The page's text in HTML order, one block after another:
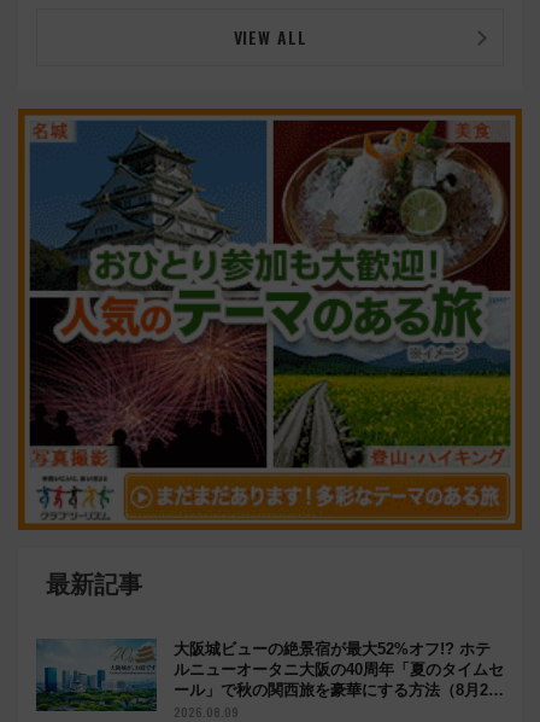
VIEW ALL
最新記事
大阪城ビューの絶景宿が最大52%オフ!? ホテ
ルニューオータニ大阪の40周年「夏のタイムセ
ール」で秋の関西旅を豪華にする方法（8月20
日まで！）
2026.08.09